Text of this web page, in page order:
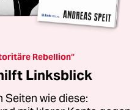
Rebellion“
Linksblick
Seiten wie diese: